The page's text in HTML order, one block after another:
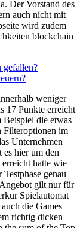
Der Vorstand des
auch nicht mit
wird zudem
blockchain
gefallen?
weniger
17 Punkte erreicht
Beispiel die etwas
Filteroptionen im
Unternehmen
hier um den
hatte wie
genau
gilt nur für
Spielautomat
die Games
richtig dicken